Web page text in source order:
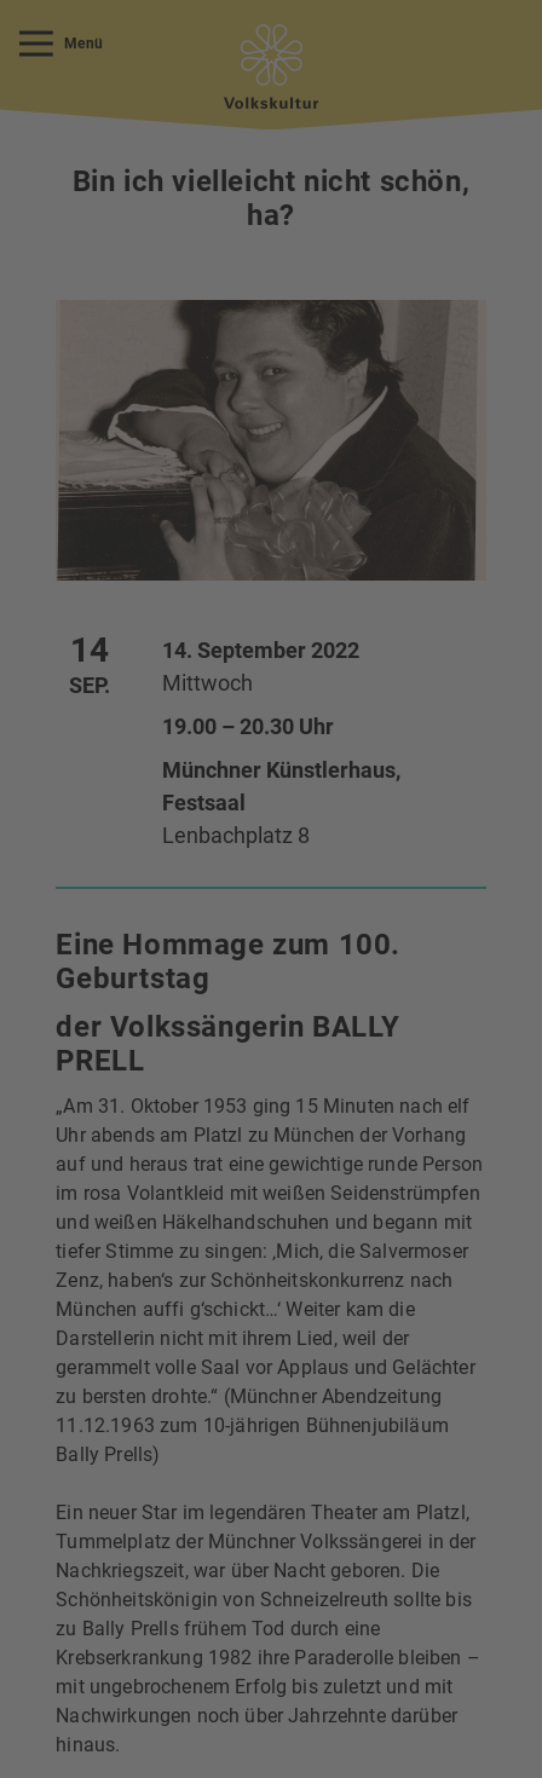
Menü
Bin ich vielleicht nicht schön,
ha?
14
SEP.
14. September 2022
Mittwoch
19.00 – 20.30 Uhr
Münchner Künstlerhaus,
Festsaal
Lenbachplatz 8
Eine Hommage zum 100.
Geburtstag
der Volkssängerin BALLY
PRELL
„Am 31. Oktober 1953 ging 15 Minuten nach elf
Uhr abends am Platzl zu München der Vorhang
auf und heraus trat eine gewichtige runde Person
im rosa Volantkleid mit weißen Seidenstrümpfen
und weißen Häkelhandschuhen und begann mit
tiefer Stimme zu singen: ‚Mich, die Salvermoser
Zenz, haben‘s zur Schönheitskonkurrenz nach
München auffi g‘schickt…‘ Weiter kam die
Darstellerin nicht mit ihrem Lied, weil der
gerammelt volle Saal vor Applaus und Gelächter
zu bersten drohte.“ (Münchner Abendzeitung
11.12.1963 zum 10-jährigen Bühnenjubiläum
Bally Prells)
Ein neuer Star im legendären Theater am Platzl,
Tummelplatz der Münchner Volkssängerei in der
Nachkriegszeit, war über Nacht geboren. Die
Schönheitskönigin von Schneizelreuth sollte bis
zu Bally Prells frühem Tod durch eine
Krebserkrankung 1982 ihre Paraderolle bleiben –
mit ungebrochenem Erfolg bis zuletzt und mit
Nachwirkungen noch über Jahrzehnte darüber
hinaus.